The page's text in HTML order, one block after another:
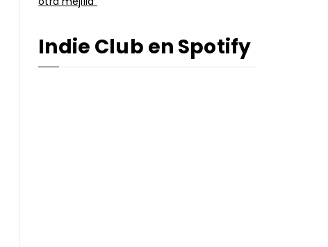
Indie Club en Spotify